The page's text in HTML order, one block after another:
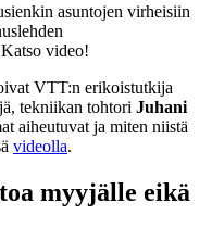
asuntojen virheisiin
video!
VTT:n erikoistutkija
tekniikan tohtori Juhani
aiheutuvat ja miten niistä
videolla.
myyjälle eikä